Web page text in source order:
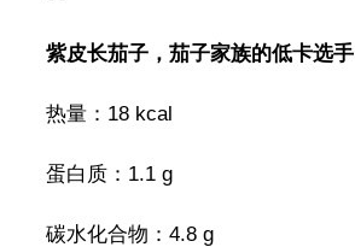
紫皮长茄子，茄子家族的低卡选手
热量：18 kcal
蛋白质：1.1 g
碳水化合物：4.8 g